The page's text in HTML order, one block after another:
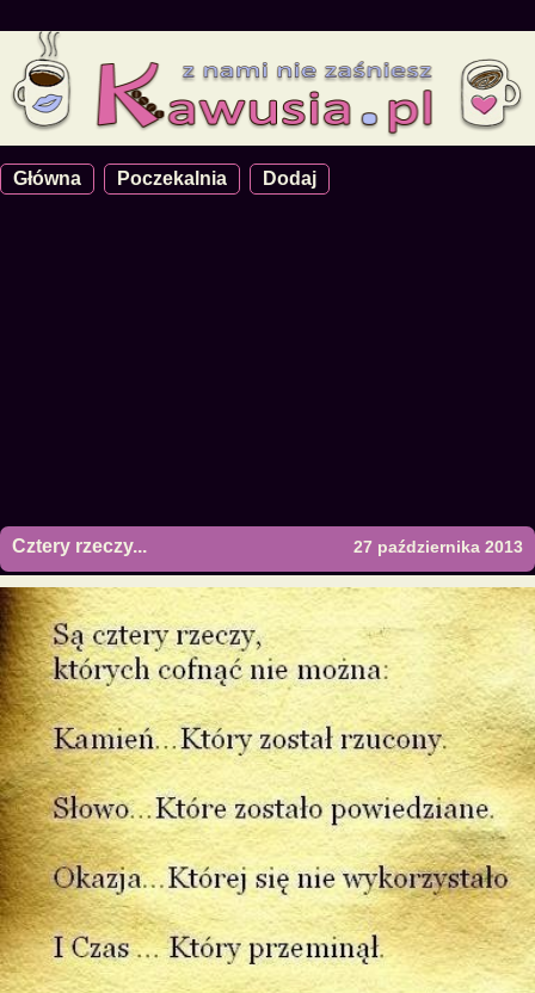
Główna Poczekalnia Dodaj
Cztery rzeczy... 27 października 2013